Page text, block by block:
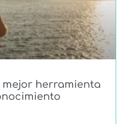
mejor herramienta